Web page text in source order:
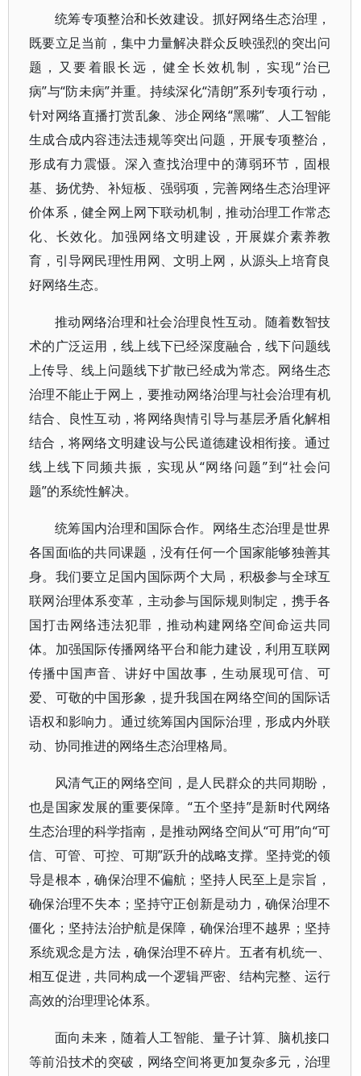
统筹专项整治和长效建设。抓好网络生态治理，
既要立足当前，集中力量解决群众反映强烈的突出问
题，又要着眼长远，健全长效机制，实现“治已
病”与“防未病”并重。持续深化“清朗”系列专项行动，
针对网络直播打赏乱象、涉企网络“黑嘴”、人工智能
生成合成内容违法违规等突出问题，开展专项整治，
形成有力震慑。深入查找治理中的薄弱环节，固根
基、扬优势、补短板、强弱项，完善网络生态治理评
价体系，健全网上网下联动机制，推动治理工作常态
化、长效化。加强网络文明建设，开展媒介素养教
育，引导网民理性用网、文明上网，从源头上培育良
好网络生态。
推动网络治理和社会治理良性互动。随着数智技
术的广泛运用，线上线下已经深度融合，线下问题线
上传导、线上问题线下扩散已经成为常态。网络生态
治理不能止于网上，要推动网络治理与社会治理有机
结合、良性互动，将网络舆情引导与基层矛盾化解相
结合，将网络文明建设与公民道德建设相衔接。通过
线上线下同频共振，实现从“网络问题”到“社会问
题”的系统性解决。
统筹国内治理和国际合作。网络生态治理是世界
各国面临的共同课题，没有任何一个国家能够独善其
身。我们要立足国内国际两个大局，积极参与全球互
联网治理体系变革，主动参与国际规则制定，携手各
国打击网络违法犯罪，推动构建网络空间命运共同
体。加强国际传播网络平台和能力建设，利用互联网
传播中国声音、讲好中国故事，生动展现可信、可
爱、可敬的中国形象，提升我国在网络空间的国际话
语权和影响力。通过统筹国内国际治理，形成内外联
动、协同推进的网络生态治理格局。
风清气正的网络空间，是人民群众的共同期盼，
也是国家发展的重要保障。“五个坚持”是新时代网络
生态治理的科学指南，是推动网络空间从“可用”向“可
信、可管、可控、可期”跃升的战略支撑。坚持党的领
导是根本，确保治理不偏航；坚持人民至上是宗旨，
确保治理不失本；坚持守正创新是动力，确保治理不
僵化；坚持法治护航是保障，确保治理不越界；坚持
系统观念是方法，确保治理不碎片。五者有机统一、
相互促进，共同构成一个逻辑严密、结构完整、运行
高效的治理理论体系。
面向未来，随着人工智能、量子计算、脑机接口
等前沿技术的突破，网络空间将更加复杂多元，治理